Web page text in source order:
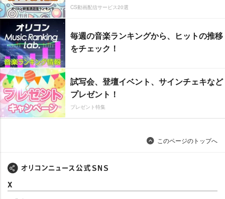
CS動画配信サービス20選
毎週の音楽ランキングから、ヒットの推移
をチェック！
試写会、登壇イベント、サインチェキなど
プレゼント！
プレゼント特集
このページのトップへ
X